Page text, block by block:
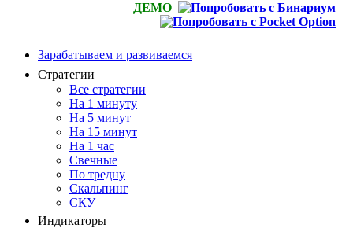
ДЕМО
Зарабатываем и развиваемся
Стратегии
Все стратегии
На 1 минуту
На 5 минут
На 15 минут
На 1 час
Свечные
По тредну
Скальпинг
СКУ
Индикаторы